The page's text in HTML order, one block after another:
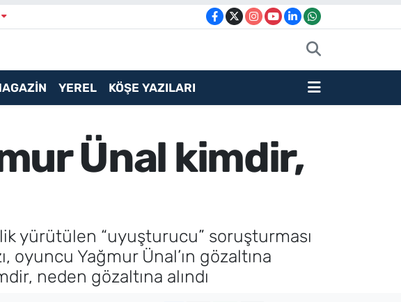
YEREL KÖŞE YAZILARI
Ünal kimdir,
yürütülen “uyuşturucu” soruşturması
oyuncu Yağmur Ünal’ın gözaltına
neden gözaltına alındı